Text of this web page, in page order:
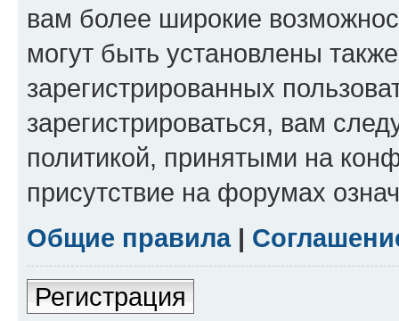
вам более широкие
могут быть установлены
зарегистрированных
зарегистрироваться, вам
политикой, принятыми на
присутствие на форумах
Общие правила|
Регистрация